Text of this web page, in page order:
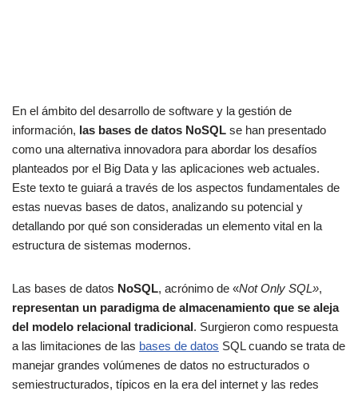
En el ámbito del desarrollo de software y la gestión de
información, las bases de datos NoSQL se han presentado
como una alternativa innovadora para abordar los desafíos
planteados por el Big Data y las aplicaciones web actuales.
Este texto te guiará a través de los aspectos fundamentales de
estas nuevas bases de datos, analizando su potencial y
detallando por qué son consideradas un elemento vital en la
estructura de sistemas modernos.
Las bases de datos NoSQL, acrónimo de «Not Only SQL»,
representan un paradigma de almacenamiento que se aleja
del modelo relacional tradicional. Surgieron como respuesta
a las limitaciones de las bases de datos SQL cuando se trata de
manejar grandes volúmenes de datos no estructurados o
semiestructurados, típicos en la era del internet y las redes